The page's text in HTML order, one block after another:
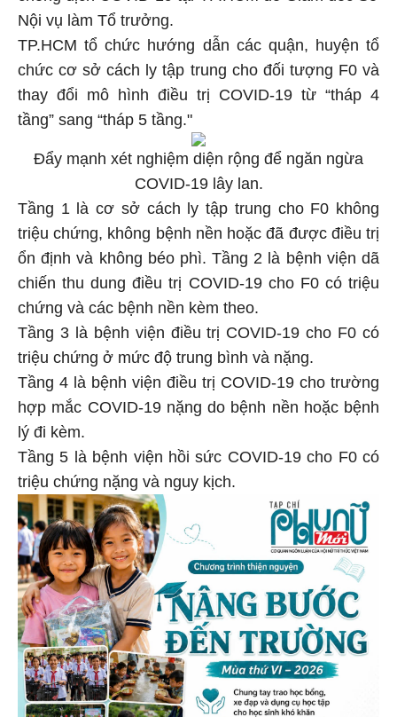
Nội vụ làm Tổ trưởng.
TP.HCM tổ chức hướng dẫn các quận, huyện tổ
chức cơ sở cách ly tập trung cho đối tượng F0 và
thay đổi mô hình điều trị COVID-19 từ “tháp 4
tầng” sang “tháp 5 tầng."
Đẩy mạnh xét nghiệm diện rộng để ngăn ngừa
COVID-19 lây lan.
Tầng 1 là cơ sở cách ly tập trung cho F0 không
triệu chứng, không bệnh nền hoặc đã được điều trị
ổn định và không béo phì. Tầng 2 là bệnh viện dã
chiến thu dung điều trị COVID-19 cho F0 có triệu
chứng và các bệnh nền kèm theo.
Tầng 3 là bệnh viện điều trị COVID-19 cho F0 có
triệu chứng ở mức độ trung bình và nặng.
Tầng 4 là bệnh viện điều trị COVID-19 cho trường
hợp mắc COVID-19 nặng do bệnh nền hoặc bệnh
lý đi kèm.
Tầng 5 là bệnh viện hồi sức COVID-19 cho F0 có
triệu chứng nặng và nguy kịch.